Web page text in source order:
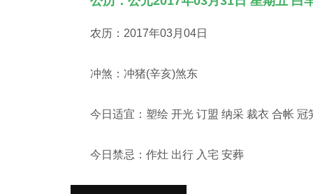
农历：2017年03月04日
冲煞：冲猪(辛亥)煞东
今日适宜：塑绘 开光 订盟 纳采 裁衣 合帐
今日禁忌：作灶 出行 入宅 安葬